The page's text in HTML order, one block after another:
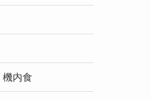
機内食